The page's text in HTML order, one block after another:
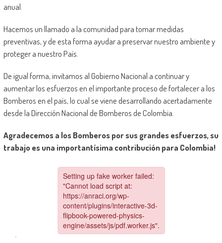
anual.
Hacemos un llamado a la comunidad para tomar medidas
preventivas, y de esta forma ayudar a preservar nuestro ambiente y
proteger a nuestro País.
De igual forma, invitamos al Gobierno Nacional a continuar y
aumentar los esfuerzos en el importante proceso de fortalecer a los
Bomberos en el país, lo cual se viene desarrollando acertadamente
desde la Dirección Nacional de Bomberos de Colombia.
Agradecemos a los Bomberos por sus grandes esfuerzos, su
trabajo es una importantísima contribución para Colombia!